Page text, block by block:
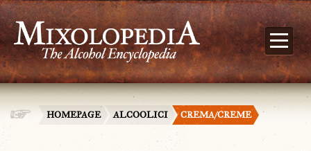
HOMEPAGE ALCOOLICI CREMA/CREME